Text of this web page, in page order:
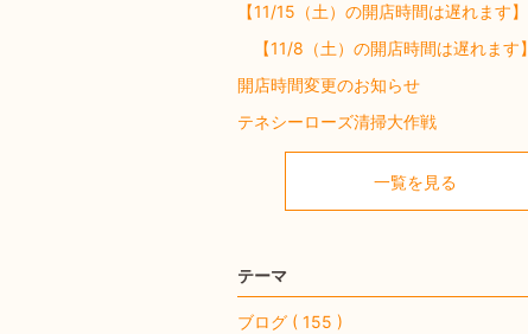
【11/15（土）の開店時間は遅れます】
【11/8（土）の開店時間は遅れます】
開店時間変更のお知らせ
テネシーローズ清掃大作戦
一覧を見る
テーマ
ブログ ( 155 )